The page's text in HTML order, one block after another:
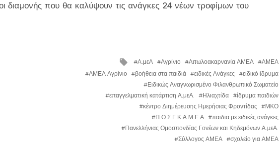
διαμονής που θα καλύψουν τις ανάγκες 24 νέων τροφίμων του
Tagged
with
Α.μεΑ Αγρίνιο Αιτωλοακαρνανία ΑΜΕΑ
ΑΜΕΑ
ΑΜΕΑ Αγρίνιο
βοήθεια στα παιδιά ειδικές Ανάγκες
ειδικό ίδρυμα
Ειδικώς Αναγνωρισμένο Φιλανθρωπικό Σωματείο
επαγγελματική κατάρτιση Α.μεΑ.
Ηλιαχτίδα
ίδρυμα παιδιών
κέντρο Διημέρευσης Ημερήσιας Φροντίδας
ΜΚΟ
Π.Ο.Σ.Γ.Κ.Α.Μ.Ε Α
παιδια με ειδικές ανάγκες
Πανελλήνιας Ομοσπονδίας Γονέων και Κηδεμόνων Α.μεΑ.
Σύλλογος ΑΜΕΑ
σχολείο για ΑΜΕΑ